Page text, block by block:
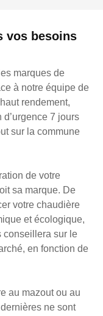
vos besoins
marques de
à notre équipe de
rendement,
7 jours
sur la commune
de votre
sa marque. De
votre chaudière
et écologique,
conseillera sur le
en fonction de
au mazout ou au
ne sont